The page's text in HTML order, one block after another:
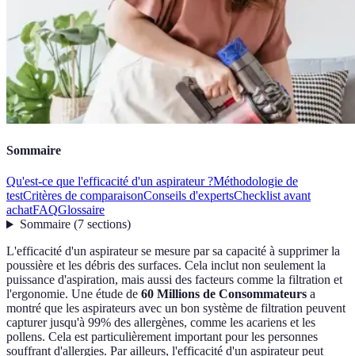
Sommaire
Qu'est-ce que l'efficacité d'un aspirateur ?Méthodologie de
testCritères de comparaisonConseils d'expertsChecklist avant
achatFAQGlossaire
Sommaire(7 sections)
L'efficacité d'un aspirateur se mesure par sa capacité à supprimer la
poussière et les débris des surfaces. Cela inclut non seulement la
puissance d'aspiration, mais aussi des facteurs comme la filtration et
l'ergonomie. Une étude de 60 Millions de Consommateurs a
montré que les aspirateurs avec un bon système de filtration peuvent
capturer jusqu'à 99% des allergènes, comme les acariens et les
pollens. Cela est particulièrement important pour les personnes
souffrant d'allergies. Par ailleurs, l'efficacité d'un aspirateur peut